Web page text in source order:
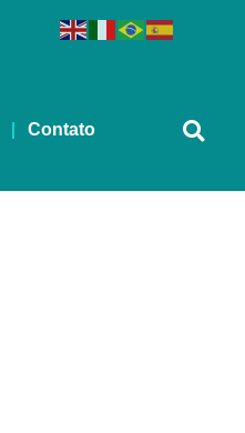
Contato